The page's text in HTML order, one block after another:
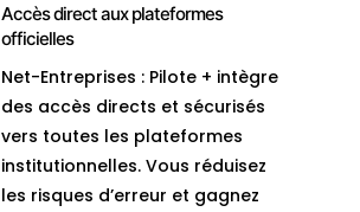
Accès direct aux plateformes
officielles
Net-Entreprises : Pilote + intègre
des accès directs et sécurisés
vers toutes les plateformes
institutionnelles. Vous réduisez
les risques d’erreur et gagnez